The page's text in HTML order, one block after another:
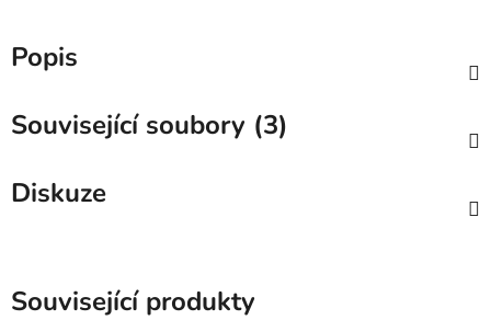
Popis
Související soubory (3)
Diskuze
Související produkty